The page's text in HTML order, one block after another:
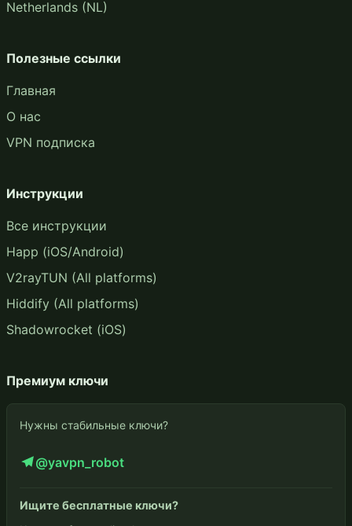
Netherlands (NL)
Полезные ссылки
Главная
О нас
VPN подписка
Инструкции
Все инструкции
Happ (iOS/Android)
V2rayTUN (All platforms)
Hiddify (All platforms)
Shadowrocket (iOS)
Премиум ключи
Нужны стабильные ключи?
@yavpn_robot
Ищите бесплатные ключи?